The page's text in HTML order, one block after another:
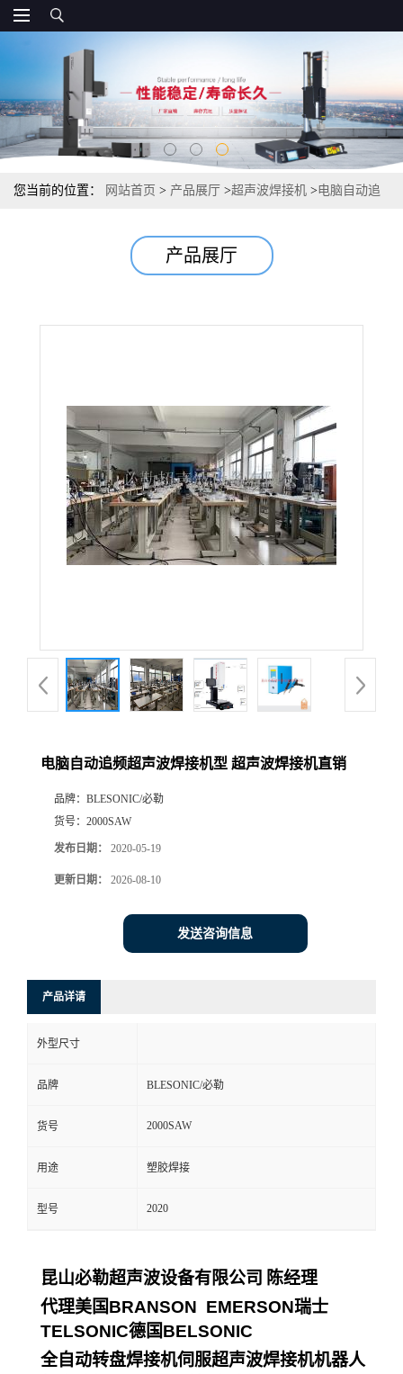
您当前的位置： 网站首页 > 产品展厅 >超声波焊接机 >电脑自动追
产品展厅
电脑自动追频超声波焊接机型 超声波焊接机直销
品牌： BLESONIC/必勒
货号： 2000SAW
发布日期： 2020-05-19
更新日期： 2026-08-10
发送咨询信息
产品详请
外型尺寸
品牌 BLESONIC/必勒
货号 2000SAW
用途 塑胶焊接
型号 2020
昆山必勒超声波设备有限公司 陈经理
代理美国BRANSON EMERSON瑞士
TELSONIC德国BELSONIC
全自动转盘焊接机伺服超声波焊接机机器人